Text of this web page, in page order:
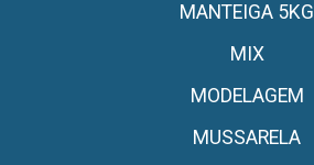
MANTEIGA 5KG
MIX
MODELAGEM
MUSSARELA